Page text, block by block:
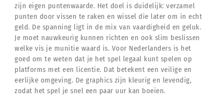
zijn eigen puntenwaarde. Het doel is duidelijk: verzamel
punten door vissen te raken en wissel die later om in echt
geld. De spanning ligt in de mix van vaardigheid en geluk.
Je moet nauwkeurig kunnen richten en ook slim beslissen
welke vis je munitie waard is. Voor Nederlanders is het
goed om te weten dat je het spel legaal kunt spelen op
platforms met een licentie. Dat betekent een veilige en
eerlijke omgeving. De graphics zijn kleurig en levendig,
zodat het spel je snel een paar uur kan boeien.